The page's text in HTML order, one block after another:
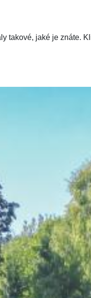
takové, jaké je